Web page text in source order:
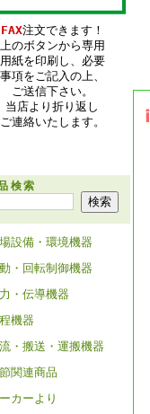
FAX注文できます！
上のボタンから専用
用紙を印刷し、必要
事項をご記入の上、
ご送信下さい。
当店より折り返し
ご連絡いたします。
検索
設備・環境機器
・回転制御機器
・伝導機器
機器
・搬送・運搬機器
関連商品
カーより